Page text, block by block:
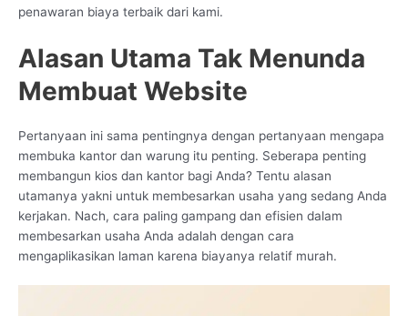
penawaran biaya terbaik dari kami.
Alasan Utama Tak Menunda
Membuat Website
Pertanyaan ini sama pentingnya dengan pertanyaan mengapa
membuka kantor dan warung itu penting. Seberapa penting
membangun kios dan kantor bagi Anda? Tentu alasan
utamanya yakni untuk membesarkan usaha yang sedang Anda
kerjakan. Nach, cara paling gampang dan efisien dalam
membesarkan usaha Anda adalah dengan cara
mengaplikasikan laman karena biayanya relatif murah.